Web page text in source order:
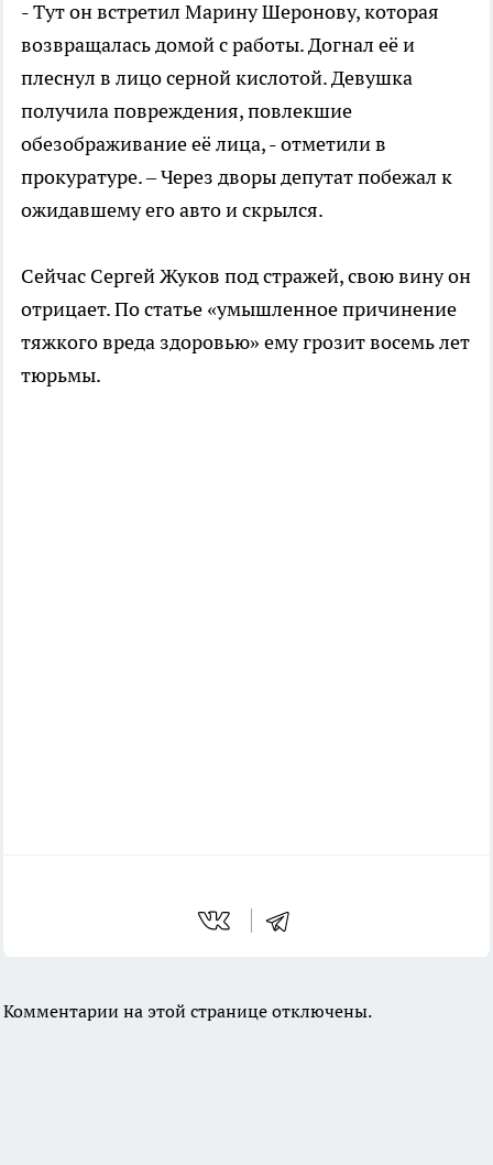
- Тут он встретил Марину Шеронову, которая
возвращалась домой с работы. Догнал её и
плеснул в лицо серной кислотой. Девушка
получила повреждения, повлекшие
обезображивание её лица, - отметили в
прокуратуре. – Через дворы депутат побежал к
ожидавшему его авто и скрылся.
Сейчас Сергей Жуков под стражей, свою вину он
отрицает. По статье «умышленное причинение
тяжкого вреда здоровью» ему грозит восемь лет
тюрьмы.
Комментарии на этой странице отключены.